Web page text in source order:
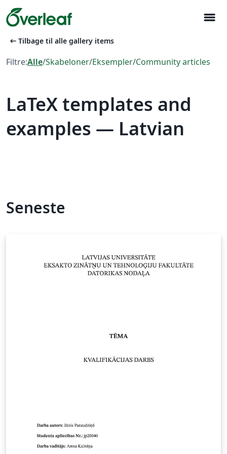
menu
arrow_left_alt Tilbage til alle gallery items
Filtre:Alle/Skabeloner/Eksempler/Community articles
LaTeX templates and
examples — Latvian
Seneste